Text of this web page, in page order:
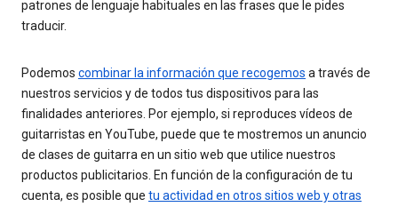
patrones de lenguaje habituales en las frases que le pides
traducir.
Podemos combinar la información que recogemos a través de
nuestros servicios y de todos tus dispositivos para las
finalidades anteriores. Por ejemplo, si reproduces vídeos de
guitarristas en YouTube, puede que te mostremos un anuncio
de clases de guitarra en un sitio web que utilice nuestros
productos publicitarios. En función de la configuración de tu
cuenta, es posible que tu actividad en otros sitios web y otras